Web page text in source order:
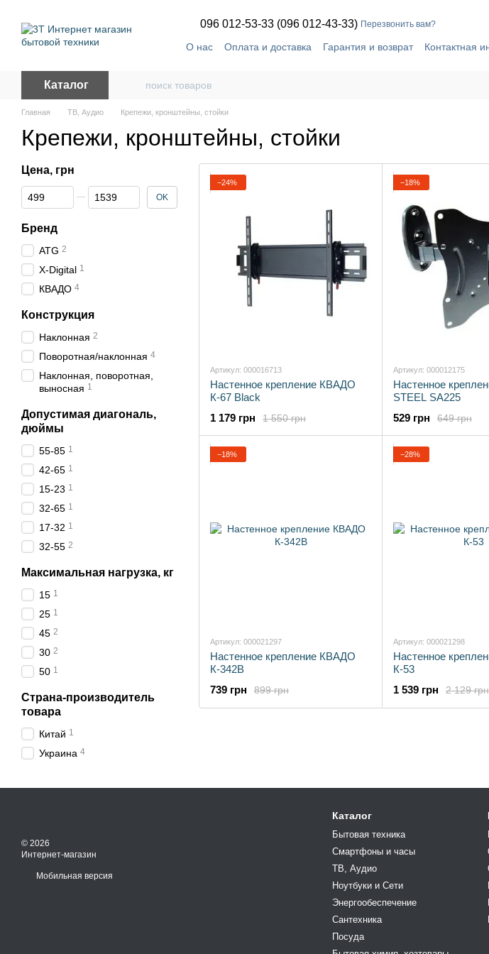
096 012-53-33 (096 012-43-33) Перезвонить вам?
О нас Оплата и доставка Гарантия и возврат Контактная
Каталог
Главная ТВ, Аудио Крепежи, кронштейны, стойки
Крепежи, кронштейны, стойки
−24%
Артикул: 000016713
Настенное крепление КВАДО
К-67 Black
1 550 грн
1 179 грн
−18%
Артикул: 000012175
Настенное
STEEL SA225
649 грн
529 грн
−18%
Артикул: 000021297
Настенное крепление КВАДО
К-342В
899 грн
739 грн
−28%
Артикул: 000021298
Настенное
К-53
2 129 грн
1 539 грн
Цена, грн
От Цена, грн
До Цена, грн OK
Бренд
ATG 2
X-Digital 1
КВАДО 4
Конструкция
Наклонная 2
Поворотная/наклонная 4
Наклонная, поворотная,
выносная 1
Допустимая диагональ,
дюймы
55-85 1
42-65 1
15-23 1
32-65 1
17-32 1
32-55 2
Максимальная нагрузка, кг
15 1
25 1
45 2
30 2
50 1
Страна-производитель
товара
Китай 1
Украина 4
© 2026
Интернет-магазин
Мобильная версия
Каталог
Бытовая техника
Смартфоны и часы
ТВ, Аудио
Ноутбуки и Сети
Энергообеспечение
Сантехника
Посуда